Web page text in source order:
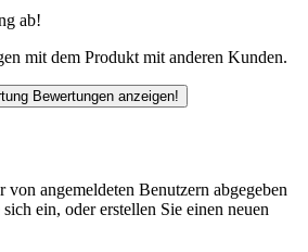
Haftung auf verschiedenen Oberflächen
ab!
mit dem Produkt mit anderen Kunden.
Bewertungen anzeigen!
angemeldeten Benutzern abgegeben
ein, oder erstellen Sie einen neuen